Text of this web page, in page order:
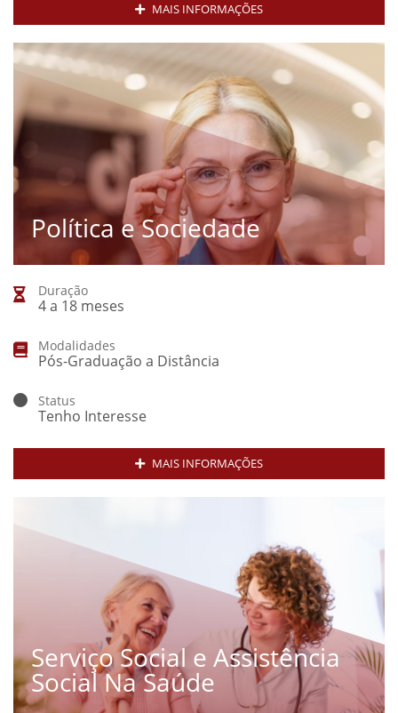
MAIS INFORMAÇÕES
Política e Sociedade
Duração
4 a 18 meses
Modalidades
Pós-Graduação a Distância
Status
Tenho Interesse
MAIS INFORMAÇÕES
Serviço Social e Assistência
Social Na Saúde